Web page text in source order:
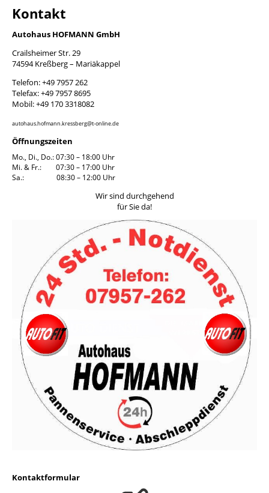
Kontakt
Autohaus HOFMANN GmbH
Crailsheimer Str. 29
74594 Kreßberg – Mariäkappel
Telefon: +49 7957 262
Telefax: +49 7957 8695
Mobil: +49 170 3318082
autohaus.hofmann.kressberg@t-online.de
Öffnungszeiten
Mo., Di., Do.: 07:30 – 18:00 Uhr
Mi. & Fr.: 07:30 – 17:00 Uhr
Sa.: 08:30 – 12:00 Uhr
Wir sind durchgehend
für Sie da!
Kontaktformular